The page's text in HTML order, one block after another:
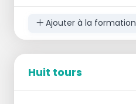
Ajouter à la formation
Huit tours